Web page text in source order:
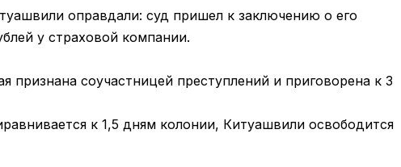
оправдали: суд пришел к заключению о его
у страховой компании.
признана соучастницей преступлений и приговорена к 3
к 1,5 дням колонии, Китуашвили освободится